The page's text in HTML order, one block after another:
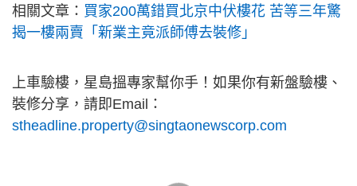
相關文章： 買家200萬錯買北京中伏樓花 苦等三年驚
揭一樓兩賣「新業主竟派師傅去裝修」
上車驗樓，星島搵專家幫你手！如果你有新盤驗樓、
裝修分享，請即Email：
stheadline.property@singtaonewscorp.com